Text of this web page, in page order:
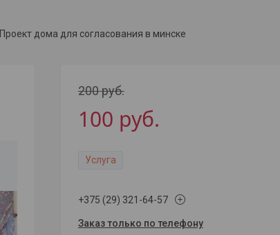
Проект дома для согласования в минске
200руб.
100 руб.
Услуга
+375 (29) 321-64-57
Заказ только по телефону